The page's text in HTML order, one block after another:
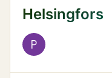
Helsingfors
P